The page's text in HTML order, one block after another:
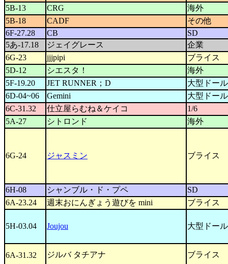
5B-13
CRG
海外
5B-18
CADF
その他
6F-27.28
CB
SD
5あ-17.18
ジェイグレース
企業
6G-23
jjjpipi
ブライス
5D-12
シエスタ！
海外
5F-19.20
JET RUNNER；D
大型ドール
6D-04~06
Gemini
大型ドール
6C-31.32
仕立屋らむね＆ケイコ
1/6
5A-27
シトロンド 海外
6G-24 ジャスミン ブライス
6H-08 シャンブル・ド・プペ
SD
6A-23.24
週末おにんぎょう遊びを mini ブライス
5H-03.04 Joujou 大型ドール
6A-31.32 ジルバ タチアナ ブライス